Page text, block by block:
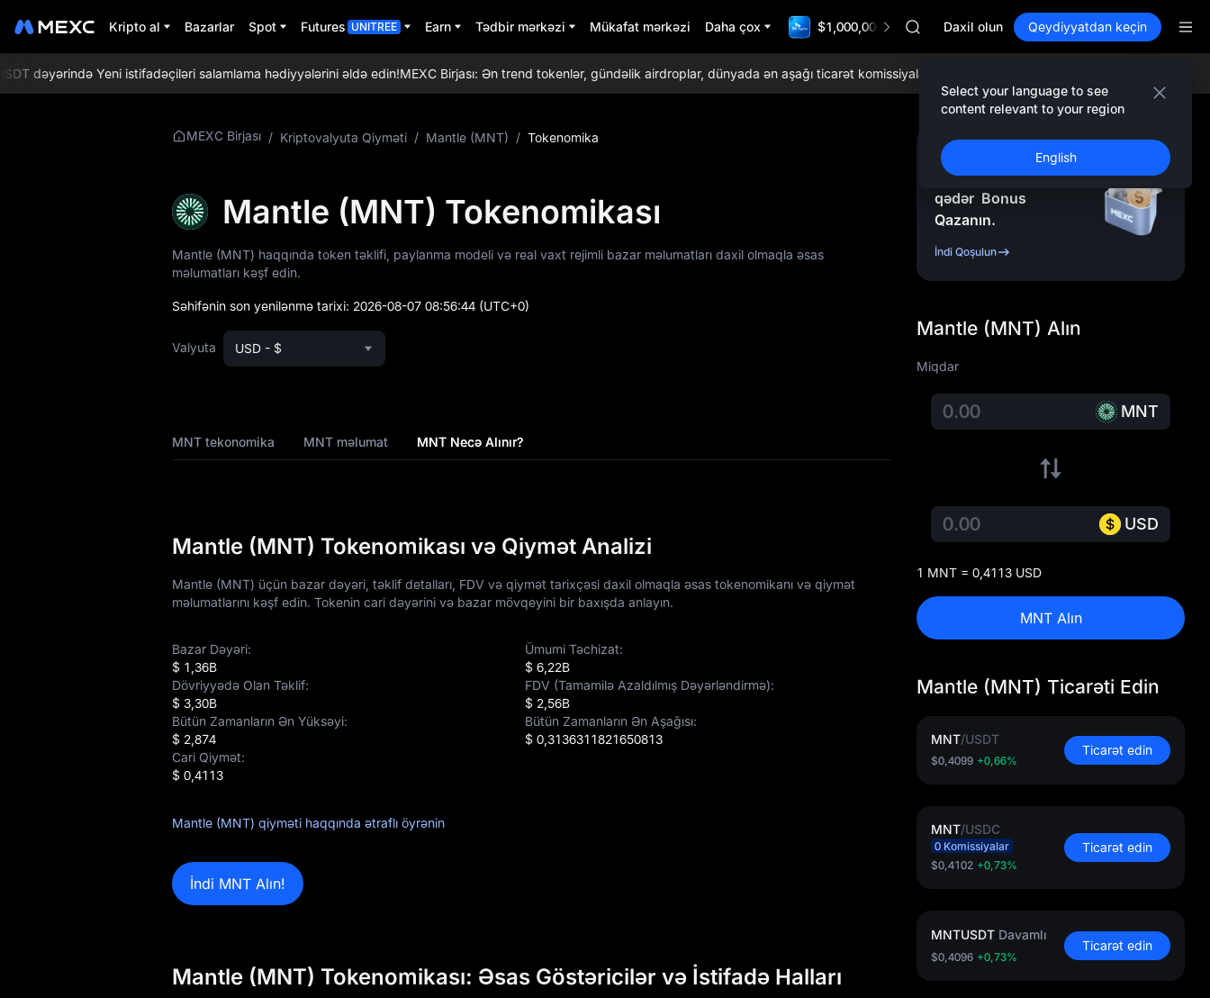
Kripto al Bazarlar Spot Futures UNITREE Earn Tədbir mərkəzi Mükafat mərkəzi Daha çox $1,000,000 TradFi Gala
UNITREE
Unitree Future Now Live
SKYAI
UNITREE
Unitree Future Now Live
Daxil olun Qeydiyyatdan keçin
Select your language to see
content relevant to your region
English
dəyərində Yeni istifadəçiləri salamlama hədiyyələrini əldə edin!MEXC Birjası: Ən trend tokenlər, gündəlik airdroplar, dünyada ən aşağı ticarət komissiyaları və hərtərəfli likvidlikdən yararlanın!
MEXC Birjası / Kriptovalyuta Qiyməti / Mantle (MNT) / Tokenomika
Mantle (MNT) Tokenomikası
Mantle (MNT) haqqında token təklifi, paylanma modeli və real vaxt rejimli bazar məlumatları daxil olmaqla əsas
məlumatları kəşf edin.
Səhifənin son yenilənmə tarixi: 2026-08-07 08:56:44 (UTC+0)
Valyuta USD - $
MNT tekonomika MNT məlumat MNT Necə Alınır?
Mantle (MNT) Tokenomikası və Qiymət Analizi
Mantle (MNT) üçün bazar dəyəri, təklif detalları, FDV və qiymət tarixçəsi daxil olmaqla əsas tokenomikanı və qiymət
məlumatlarını kəşf edin. Tokenin cari dəyərini və bazar mövqeyini bir baxışda anlayın.
Bazar Dəyəri:
$ 1,36B
Ümumi Təchizat:
$ 6,22B
Dövriyyədə Olan Təklif:
$ 3,30B
FDV (Tamamilə Azaldılmış Dəyərləndirmə):
$ 2,56B
Bütün Zamanların Ən Yüksəyi:
$ 2,874
Bütün Zamanların Ən Aşağısı:
$ 0,3136311821650813
Cari Qiymət:
$ 0,4113
Mantle (MNT) qiyməti haqqında ətraflı öyrənin
İndi MNT Alın!
Mantle (MNT) Tokenomikası: Əsas Göstəricilər və İstifadə Halları
Qeydiyyatdan Keçin
və 10.000USDT -ə
qədər Bonus
Qazanın.
İndi Qoşulun
Mantle (MNT) Alın
Miqdar
MNT
USD
1 MNT = 0,4113 USD
MNT Alın
Mantle (MNT) Ticarəti Edin
MNT/USDT
$0,4099 +0,66%
Ticarət edin
MNT/USDC
0 Komissiyalar
$0,4102 +0,73%
Ticarət edin
MNTUSDT Davamlı
$0,4096 +0,73%
Ticarət edin